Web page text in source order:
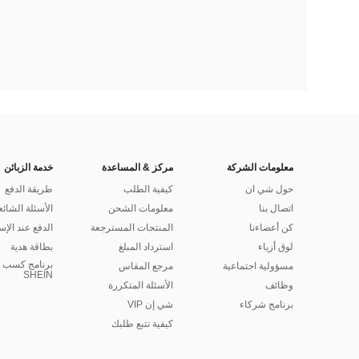
معلومات الشركة
حول شي ان
اتصال بنا
كن أعضاءنا
لوق أزياء
مسؤولية اجتماعية
وظائف
برنامج شركاء
مركز & المساعدة
كيفية الطلب
معلومات الشحن
المنتجات المسترجعة
استرداد المبلغ
مرجع المقاس
الأسئلة المتكررة
شي إن VIP
كيفية تتبع طلبك
خدمة الزبائن
طريقة الدفع
الأسئلة
الدفع عند
بطاقة هدية
برنامج كسب
SHEIN